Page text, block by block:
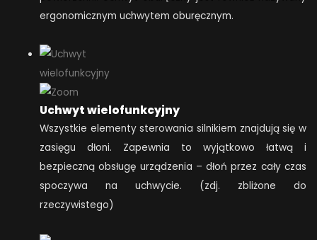
ergonomicznym uchwytem oburęcznym.
Uchwyt wielofunkcyjny
Wszystkie elementy sterowania silnikiem znajdują się w
zasięgu dłoni. Zapewnia to wyjątkowo łatwą i
bezpieczną obsługę urządzenia – dłoń przez cały czas
spoczywa na uchwycie. (zdj. zbliżone do
rzeczywistego)